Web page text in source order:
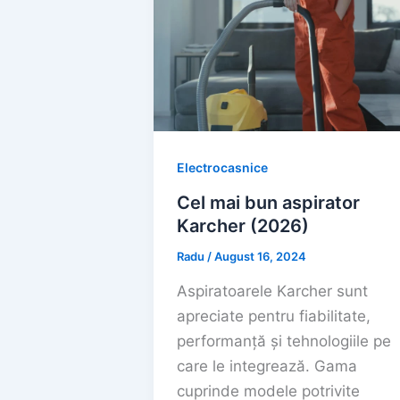
Electrocasnice
Cel mai bun aspirator
Karcher (2026)
Radu /August 16, 2024
Aspiratoarele Karcher sunt
apreciate pentru fiabilitate,
performanță și tehnologiile pe
care le integrează. Gama
cuprinde modele potrivite